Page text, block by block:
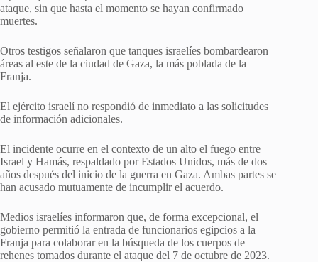
ataque, sin que hasta el momento se hayan confirmado
muertes.
Otros testigos señalaron que tanques israelíes bombardearon
áreas al este de la ciudad de Gaza, la más poblada de la
Franja.
El ejército israelí no respondió de inmediato a las solicitudes
de información adicionales.
El incidente ocurre en el contexto de un alto el fuego entre
Israel y Hamás, respaldado por Estados Unidos, más de dos
años después del inicio de la guerra en Gaza. Ambas partes se
han acusado mutuamente de incumplir el acuerdo.
Medios israelíes informaron que, de forma excepcional, el
gobierno permitió la entrada de funcionarios egipcios a la
Franja para colaborar en la búsqueda de los cuerpos de
rehenes tomados durante el ataque del 7 de octubre de 2023.